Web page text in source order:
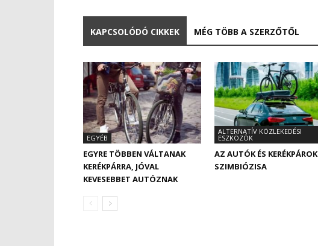
KAPCSOLÓDÓ CIKKEK MÉG TÖBB A SZERZŐTŐL
EGYÉB
EGYRE TÖBBEN VÁLTANAK
KERÉKPÁRRA, JÓVAL
KEVESEBBET AUTÓZNAK
ALTERNATÍV KÖZLEKEDÉSI
ESZKÖZÖK
AZ AUTÓK ÉS KERÉKPÁROK
SZIMBIÓZISA